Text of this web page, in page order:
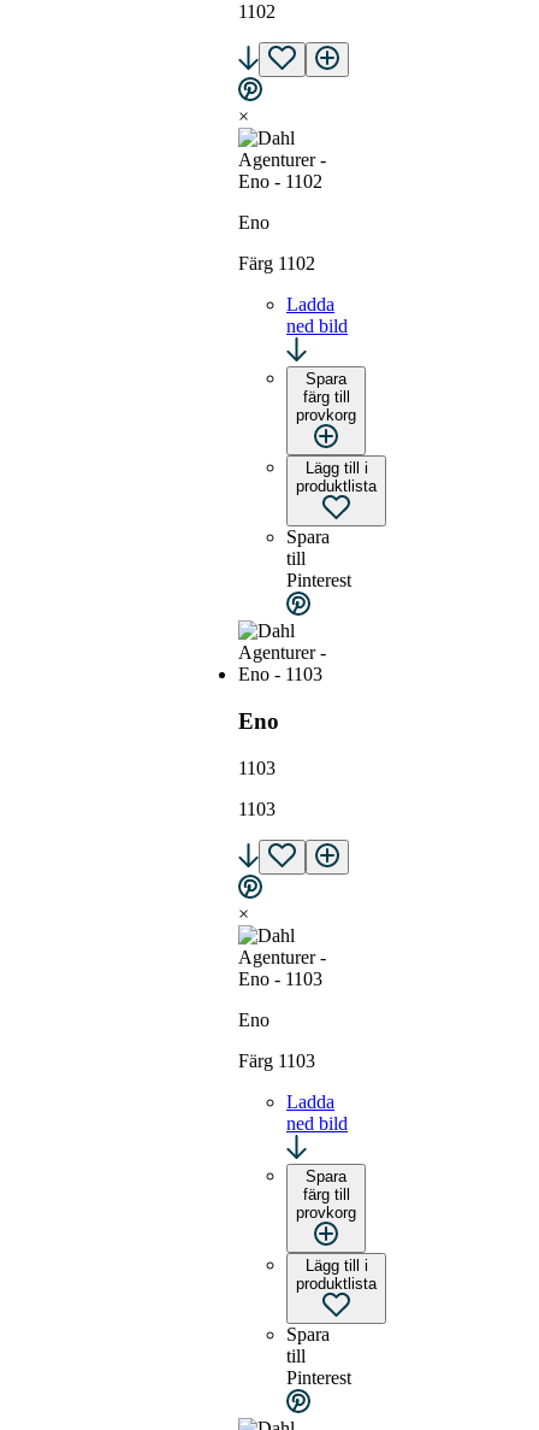
1102
×
Eno
Färg 1102
Ladda
ned bild
Spara
färg till
provkorg
Lägg till i
produktlista
Spara
till
Pinterest
Eno
1103
1103
×
Eno
Färg 1103
Ladda
ned bild
Spara
färg till
provkorg
Lägg till i
produktlista
Spara
till
Pinterest